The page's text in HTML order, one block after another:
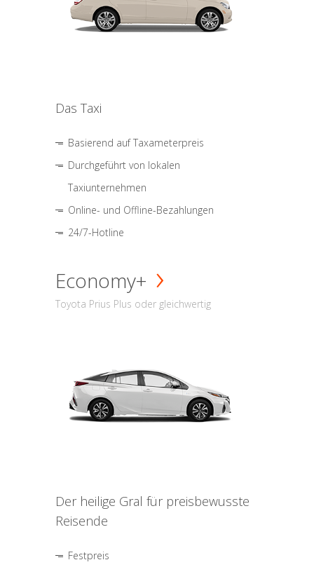
Das Taxi
Basierend auf Taxameterpreis
Durchgeführt von lokalen
Taxiunternehmen
Online- und Offline-Bezahlungen
24/7-Hotline
Economy+
Toyota Prius Plus oder gleichwertig
Der heilige Gral für preisbewusste
Reisende
Festpreis